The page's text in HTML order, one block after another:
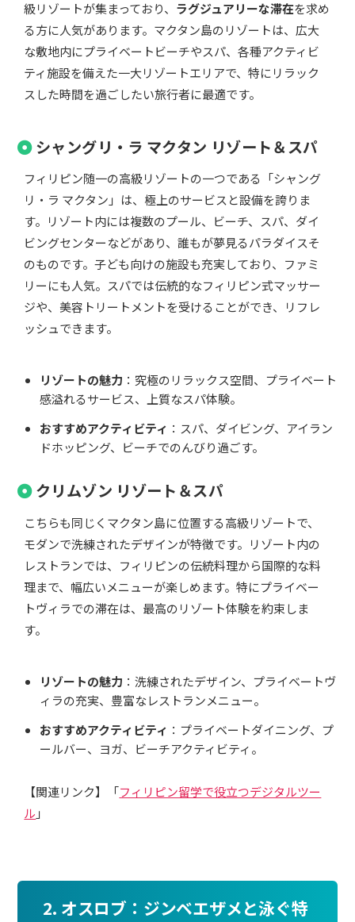
級リゾートが集まっており、 ラグジュアリーな滞在を求め
る方に人気があります。マクタン島のリゾートは、広大
な敷地内にプライベートビーチやスパ、各種アクティビ
ティ施設を備えた一大リゾートエリアで、特にリラック
スした時間を過ごしたい旅行者に最適です。
シャングリ・ラ マクタン リゾート＆スパ
フィリピン随一の高級リゾートの一つである「シャング
リ・ラ マクタン」は、極上のサービスと設備を誇りま
す。リゾート内には複数のプール、ビーチ、スパ、ダイ
ビングセンターなどがあり、誰もが夢見るパラダイスそ
のものです。子ども向けの施設も充実しており、ファミ
リーにも人気。スパでは伝統的なフィリピン式マッサー
ジや、美容トリートメントを受けることができ、リフレ
ッシュできます。
リゾートの魅力 ：究極のリラックス空間、プライベート
感溢れるサービス、上質なスパ体験。
おすすめアクティビティ ：スパ、ダイビング、アイラン
ドホッピング、ビーチでのんびり過ごす。
クリムゾン リゾート＆スパ
こちらも同じくマクタン島に位置する高級リゾートで、
モダンで洗練されたデザインが特徴です。リゾート内の
レストランでは、フィリピンの伝統料理から国際的な料
理まで、幅広いメニューが楽しめます。特にプライベー
トヴィラでの滞在は、最高のリゾート体験を約束しま
す。
リゾートの魅力 ：洗練されたデザイン、プライベートヴ
ィラの充実、豊富なレストランメニュー。
おすすめアクティビティ ：プライベートダイニング、プ
ールバー、ヨガ、ビーチアクティビティ。
【関連リンク】「フィリピン留学で役立つデジタルツー
ル 」
2. オスロブ：ジンベエザメと泳ぐ特